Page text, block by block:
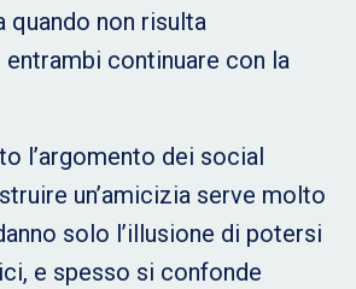
quando non risulta
continuare con la
l’argomento dei social
un’amicizia serve molto
solo l’illusione di potersi
e spesso si confonde